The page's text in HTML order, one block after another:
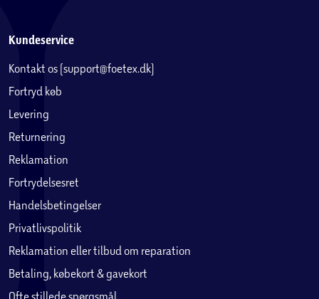
Kundeservice
Kontakt os (support@foetex.dk)
Fortryd køb
Levering
Returnering
Reklamation
Fortrydelsesret
Handelsbetingelser
Privatlivspolitik
Reklamation eller tilbud om reparation
Betaling, købekort & gavekort
Ofte stillede spørgsmål